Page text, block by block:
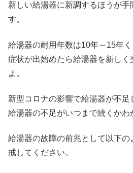
新しい給湯器に新調するほうが手
す。
給湯器の耐用年数は10年～15年
症状が出始めたら給湯器を新しく
よ。
新型コロナの影響で給湯器が不足
給湯器の不足がいつまで続くかわ
給湯器の故障の前兆として以下
戒してください。